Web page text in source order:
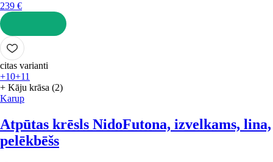
239 €
LIKT GROZĀ
citas varianti
+10+11
+ Kāju krāsa (2)
Karup
Atpūtas krēsls NidoFutona, izvelkams, lina,
pelēkbēšs